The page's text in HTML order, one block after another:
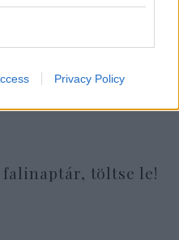
Privacy Policy
falinaptár, töltse le!